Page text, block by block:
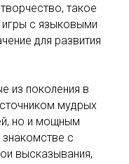
такое
игры с языковыми
для развития
из поколения в
мудрых
но и мощным
знакомстве с
высказывания,